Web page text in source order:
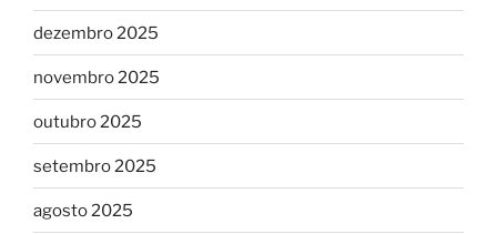
dezembro 2025
novembro 2025
outubro 2025
setembro 2025
agosto 2025